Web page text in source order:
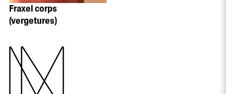
Fraxel corps
(vergetures)